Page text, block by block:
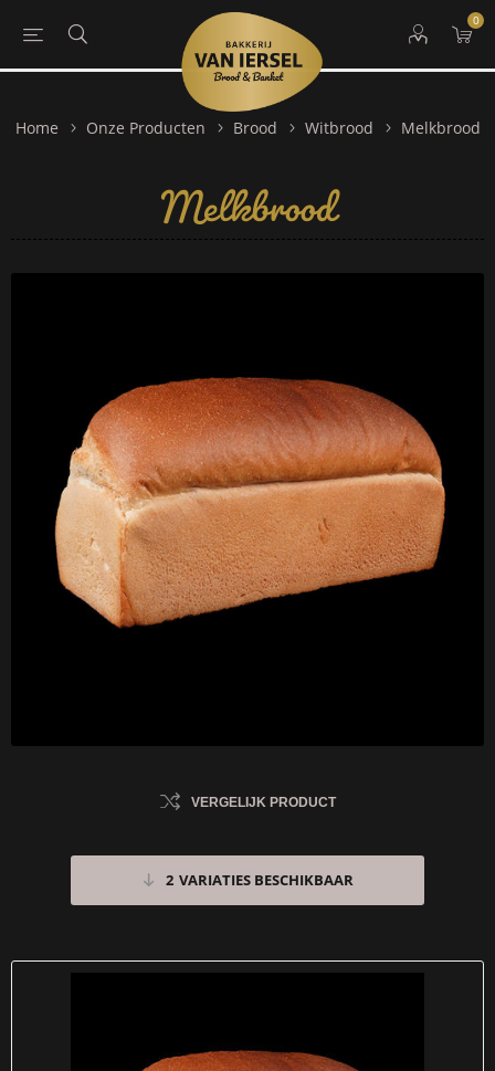
0
Home Onze Producten Brood Witbrood Melkbrood
Melkbrood
VERGELIJK PRODUCT
2 VARIATIES BESCHIKBAAR